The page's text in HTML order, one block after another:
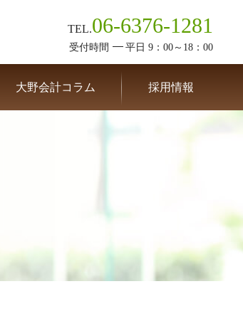
TEL.06-6376-1281
受付時間 平日 9：00～18：00
大野会計コラム 採用情報